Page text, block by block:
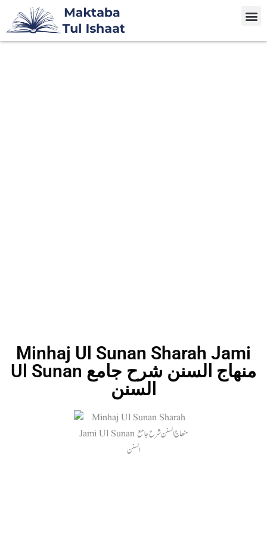
Minhaj Ul Sunan Sharah Jami
Ul Sunan منھاج السنن شرح جامع
السنن